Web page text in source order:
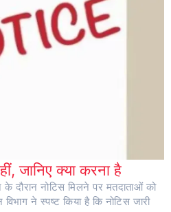
जानिए क्या करना है
दौरान नोटिस मिलने पर मतदाताओं को
ने स्पष्ट किया है कि नोटिस जारी